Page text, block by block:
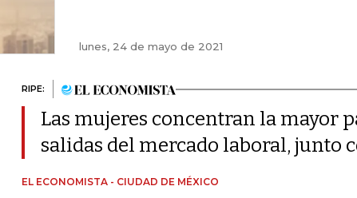
lunes, 24 de mayo de 2021
RIPE:
Las mujeres concentran la mayor
salidas del mercado laboral, junto
EL ECONOMISTA - CIUDAD DE MÉXICO